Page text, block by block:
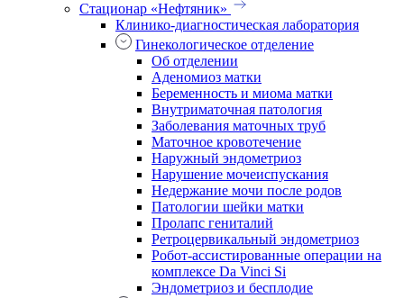
Стационар «Нефтяник»
Клинико-диагностическая лаборатория
Гинекологическое отделение
Об отделении
Аденомиоз матки
Беременность и миома матки
Внутриматочная патология
Заболевания маточных труб
Маточное кровотечение
Наружный эндометриоз
Нарушение мочеиспускания
Недержание мочи после родов
Патологии шейки матки
Пролапс гениталий
Ретроцервикальный эндометриоз
Робот-ассистированные операции на
комплексе Da Vinci Si
Эндометриоз и бесплодие